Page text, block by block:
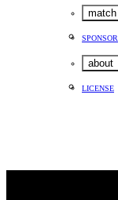
match
SPONSOR
about
LICENSE